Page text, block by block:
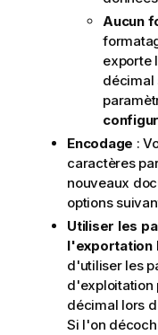
Aucun
exporte
décimal
Encodage :
caractères
nouveaux
options
Utiliser les
l'exportation
d'utiliser les
d'exploitation
décimal lors
Si l'on